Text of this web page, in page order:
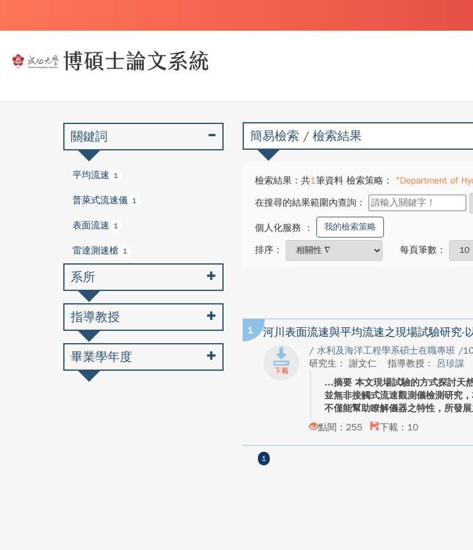
簡易檢索 / 檢索結果
檢索結果：共1筆資料 檢索策略：
"Department of
在搜尋的結果範圍內查詢：
個人化服務 ： 我的檢索策略
排序： 每頁筆數：
1 河川表面流速與平均流速之現場試驗研究-
/ 水利及海洋工程學系碩士在職專班 /
研究生： 謝文仁
指導教授： 呂珍謀
摘要 本文現場試驗的方式探討天
並無非接觸式流速觀測儀檢測研究
不僅能幫助瞭解儀器之特性，所發
點閱：255
下載：10
1
關鍵詞
平均流速 1
普萊式流速儀 1
表面流速 1
雷達測速槍 1
系所
指導教授
畢業學年度